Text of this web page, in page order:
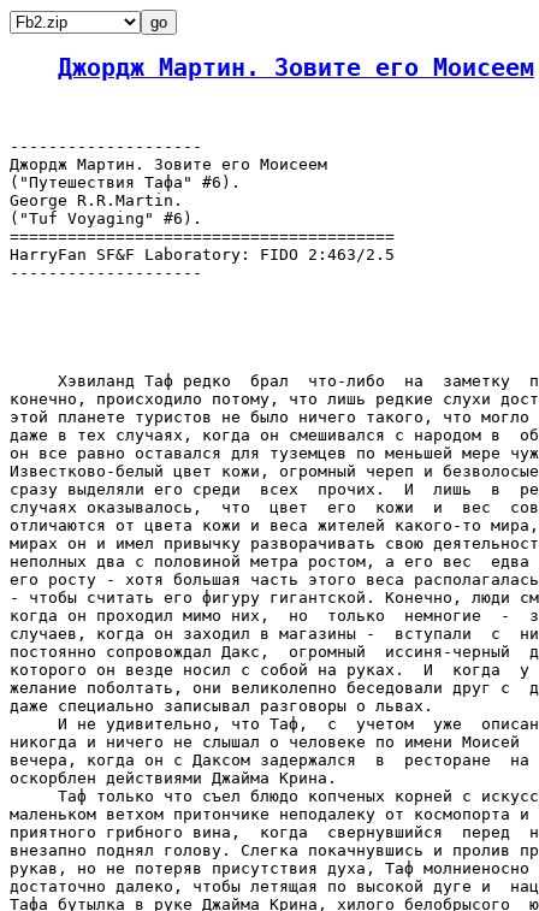
Джордж Мартин. Зовите его Моисеем